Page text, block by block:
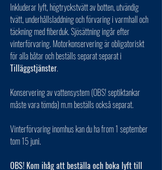
Inkluderar lyft, högtryckstvätt av botten, utvändig
tvätt, underhållsladdning och förvaring i varmhall och
täckning med fiberduk. Sjösättning ingår efter
vinterförvaring. Motorkonservering är obligatoriskt
för alla båtar och beställs separat separat i
Tilläggstjänster.
Konservering av vattensystem (OBS! septiktankar
måste vara tömda) m.m beställs också separat.
Vinterförvaring inomhus kan du ha from 1 september
tom 15 juni.
OBS! Kom ihåg att beställa och boka lyft till